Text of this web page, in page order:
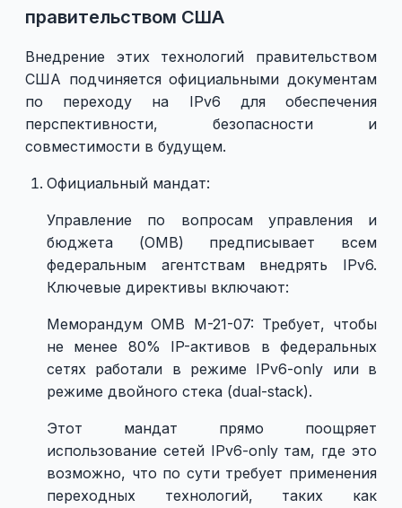
правительством США
Внедрение этих технологий правительством
США подчиняется официальными документам
по переходу на IPv6 для обеспечения
перспективности, безопасности и
совместимости в будущем.
Официальный мандат:
Управление по вопросам управления и
бюджета (OMB) предписывает всем
федеральным агентствам внедрять IPv6.
Ключевые директивы включают:
Меморандум OMB M-21-07: Требует, чтобы
не менее 80% IP-активов в федеральных
сетях работали в режиме IPv6-only или в
режиме двойного стека (dual-stack).
Этот мандат прямо поощряет
использование сетей IPv6-only там, где это
возможно, что по сути требует применения
переходных технологий, таких как